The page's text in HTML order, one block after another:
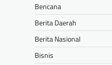
Bencana
Berita Daerah
Berita Nasional
Bisnis